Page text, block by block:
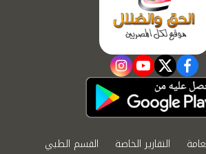
facebook
twitter
youtube
instagram
التقارير الخاصة
القسم الطبي